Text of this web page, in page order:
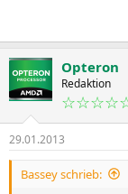
Opteron
Redaktion
29.01.2013
Bassey schrieb: